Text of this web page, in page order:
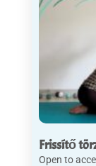
Frissítő
Open to